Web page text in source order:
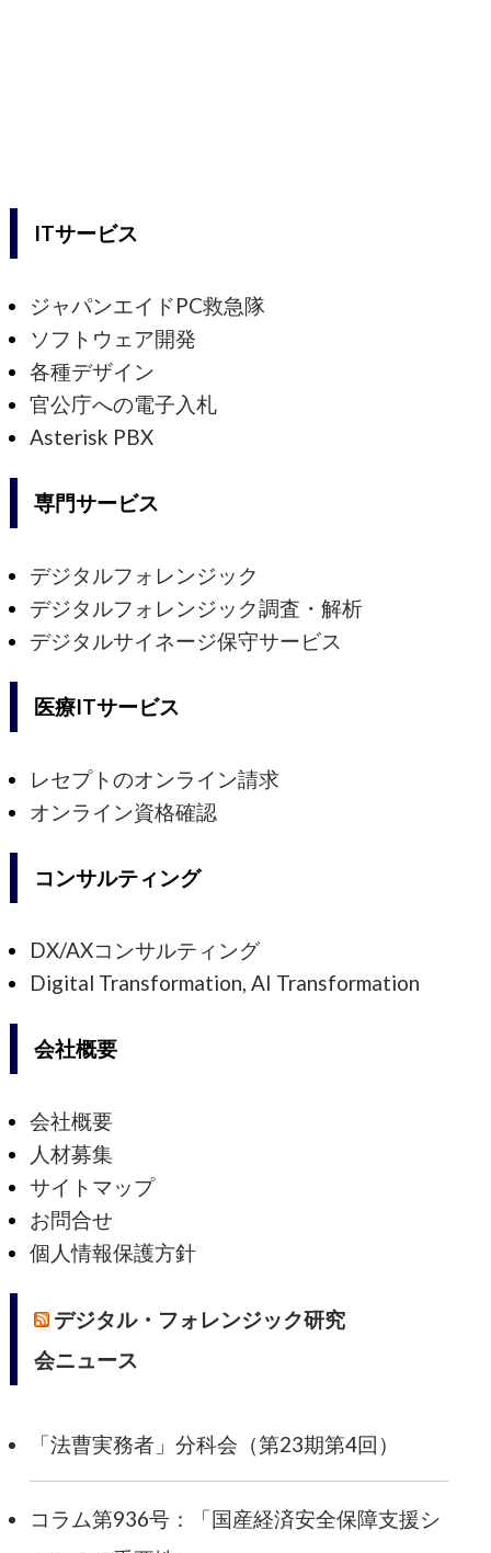
ITサービス
ジャパンエイドPC救急隊
ソフトウェア開発
各種デザイン
官公庁への電子入札
Asterisk PBX
専門サービス
デジタルフォレンジック
デジタルフォレンジック調査・解析
デジタルサイネージ保守サービス
医療ITサービス
レセプトのオンライン請求
オンライン資格確認
コンサルティング
DX/AXコンサルティング
Digital Transformation, AI Transformation
会社概要
会社概要
人材募集
サイトマップ
お問合せ
個人情報保護方針
デジタル・フォレンジック研究
会ニュース
「法曹実務者」分科会（第23期第4回）
コラム第936号：「国産経済安全保障支援シ